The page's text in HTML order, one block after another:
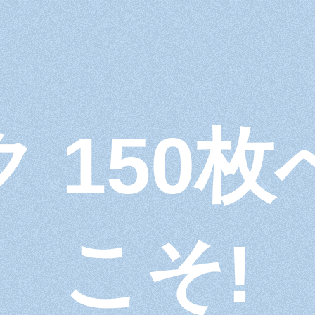
150枚
こそ!